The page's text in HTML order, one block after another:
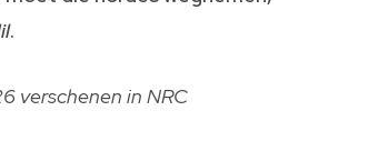
.
verschenen in NRC